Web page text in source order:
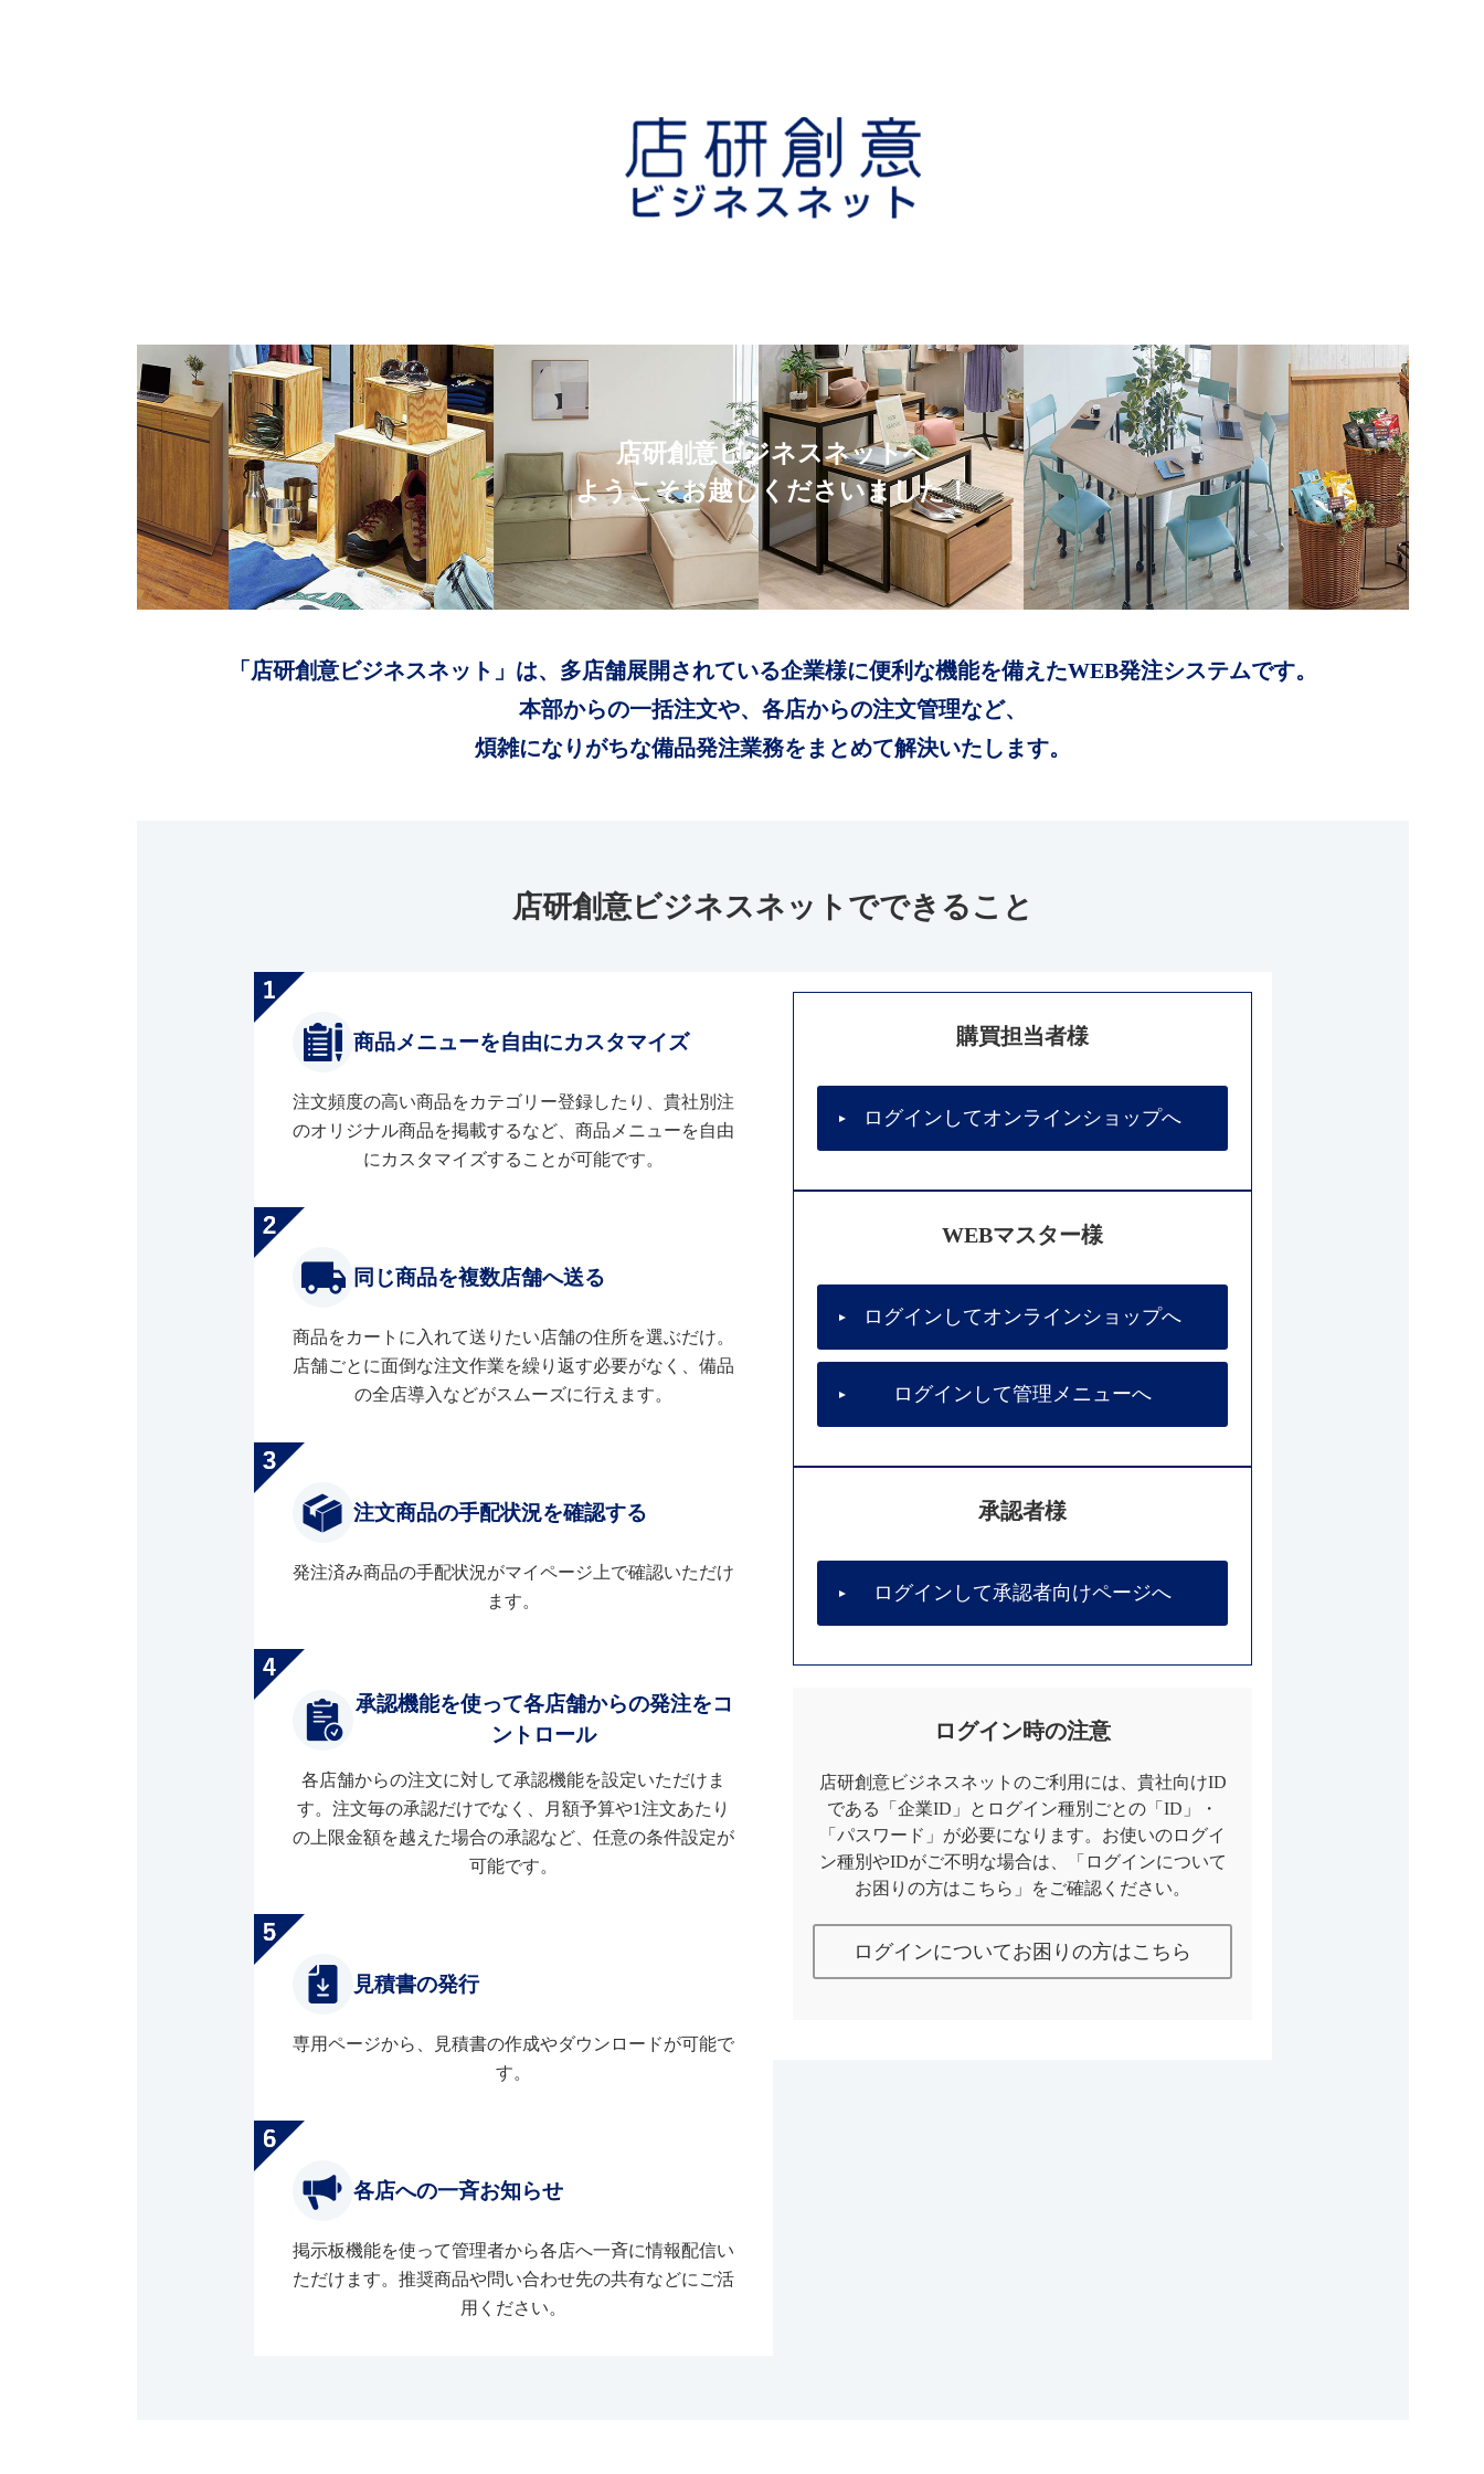
店研創意ビジネスネットへ
ようこそお越しくださいました！
「店研創意ビジネスネット」は、多店舗展開されている企業様に便利な機能を備えたWEB発注システムです。
本部からの一括注文や、各店からの注文管理など、
煩雑になりがちな備品発注業務をまとめて解決いたします。
店研創意ビジネスネットでできること
商品メニューを自由にカスタマイズ
注文頻度の高い商品をカテゴリー登録したり、貴社別注
のオリジナル商品を掲載するなど、商品メニューを自由
にカスタマイズすることが可能です。
同じ商品を複数店舗へ送る
商品をカートに入れて送りたい店舗の住所を選ぶだけ。
店舗ごとに面倒な注文作業を繰り返す必要がなく、備品
の全店導入などがスムーズに行えます。
注文商品の手配状況を確認する
発注済み商品の手配状況がマイページ上で確認いただけ
ます。
承認機能を使って各店舗からの発注をコ
ントロール
各店舗からの注文に対して承認機能を設定いただけま
す。注文毎の承認だけでなく、月額予算や1注文あたり
の上限金額を越えた場合の承認など、任意の条件設定が
可能です。
見積書の発行
専用ページから、見積書の作成やダウンロードが可能で
す。
各店への一斉お知らせ
掲示板機能を使って管理者から各店へ一斉に情報配信い
ただけます。推奨商品や問い合わせ先の共有などにご活
用ください。
購買担当者様
ログインしてオンラインショップへ
WEBマスター様
ログインしてオンラインショップへ
ログインして管理メニューへ
承認者様
ログインして承認者向けページへ
ログイン時の注意
店研創意ビジネスネットのご利用には、貴社向けID
である「企業ID」とログイン種別ごとの「ID」・
「パスワード」が必要になります。お使いのログイ
ン種別やIDがご不明な場合は、「ログインについて
お困りの方はこちら」をご確認ください。
ログインについてお困りの方はこちら